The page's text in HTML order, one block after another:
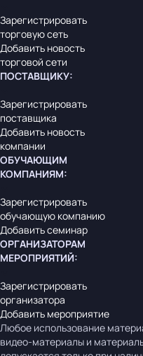
Зарегистрировать
торговую сеть
Добавить новость
торговой сети
ПОСТАВЩИКУ:
Зарегистрировать
поставщика
Добавить новость
компании
ОБУЧАЮЩИМ
КОМПАНИЯМ:
Зарегистрировать
обучающую компанию
Добавить семинар
ОРГАНИЗАТОРАМ
МЕРОПРИЯТИЙ:
Зарегистрировать
организатора
Добавить мероприятие
Любое использование
видео-материалы и